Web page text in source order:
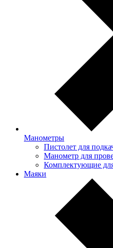
Манометры
Пистолет для
Манометр для
Комплектующие
Маяки